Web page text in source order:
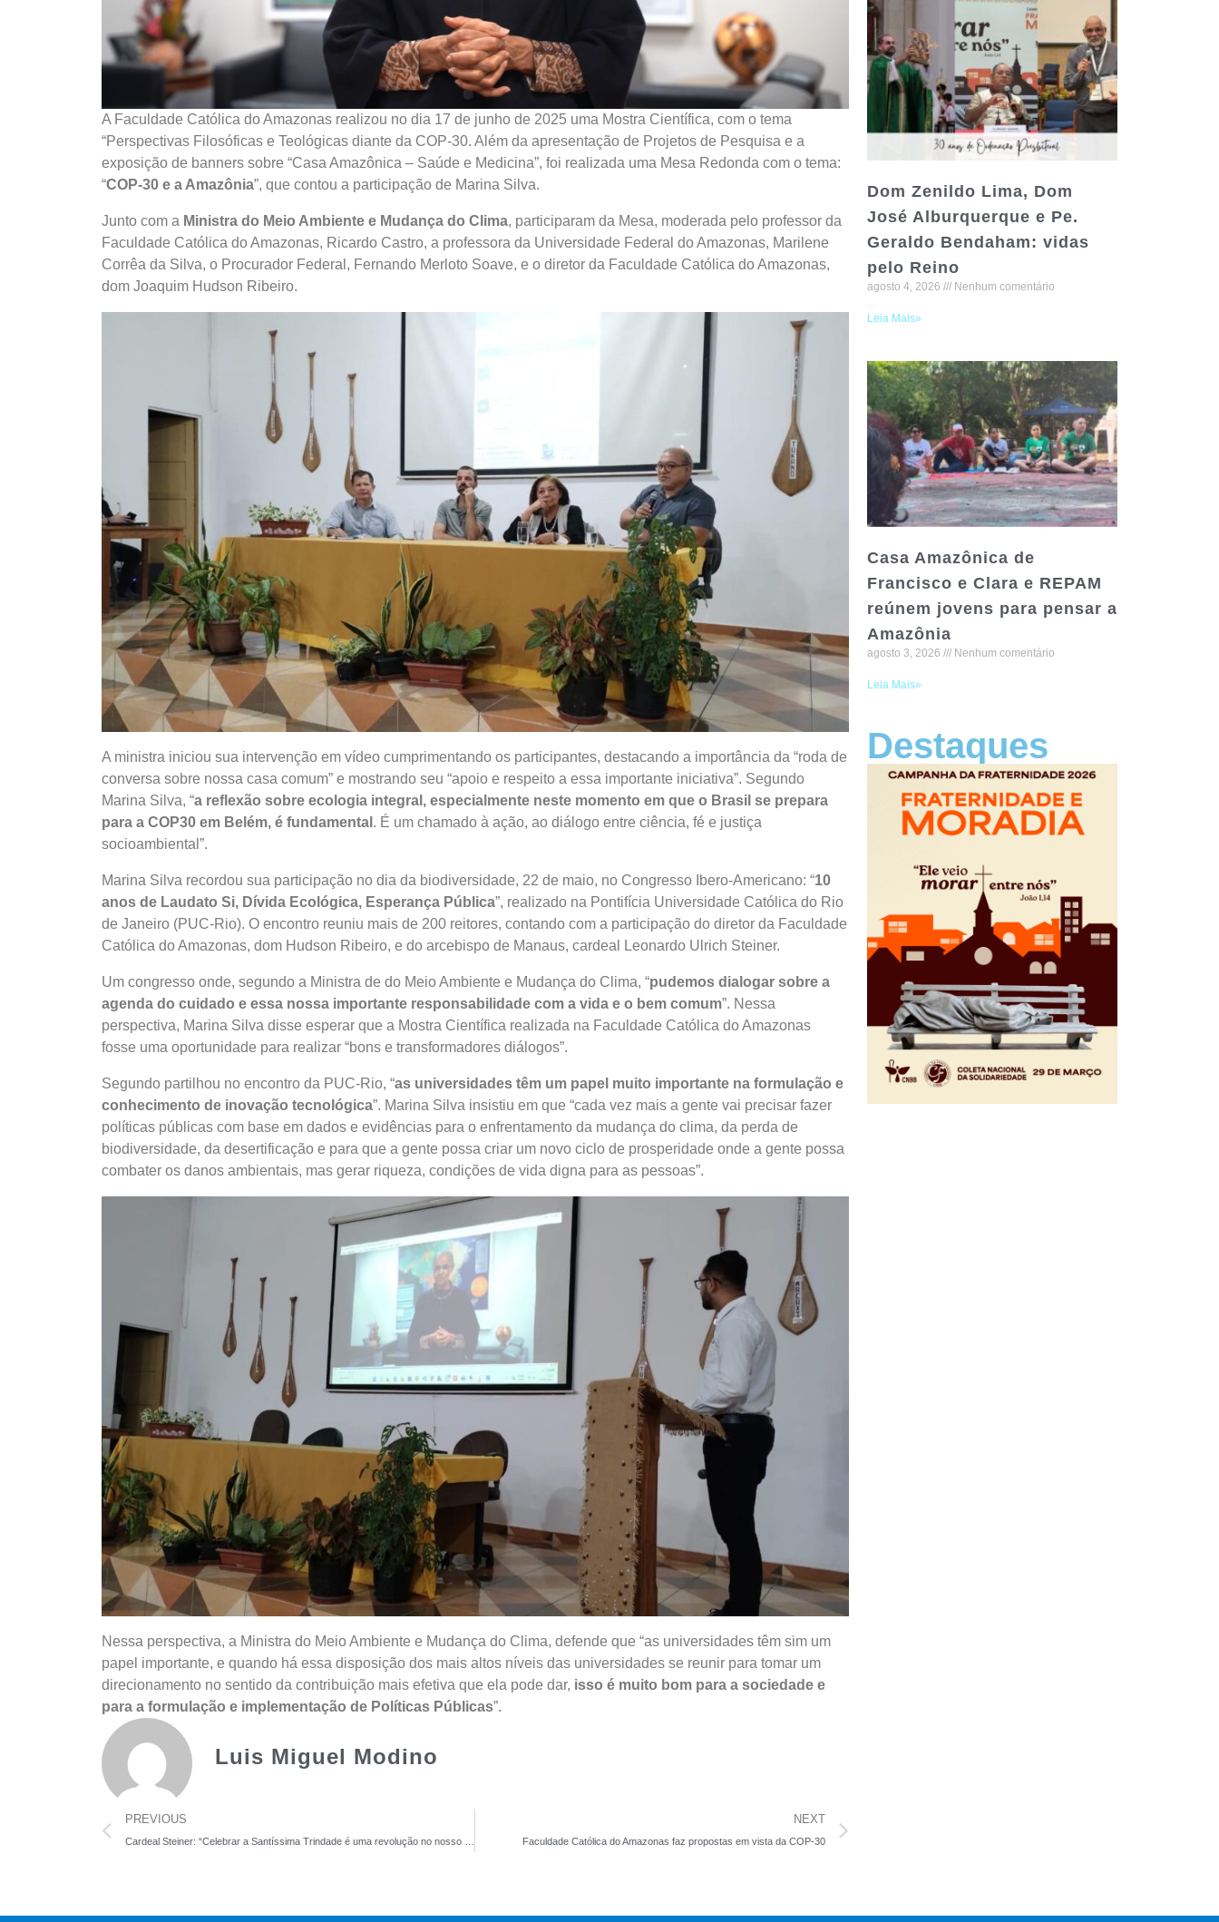
Dom Zenildo Lima, Dom
José Alburquerque e Pe.
Geraldo Bendaham: vidas
pelo Reino
agosto 4, 2026 Nenhum comentário
Leia Mais»
Casa Amazônica de
Francisco e Clara e REPAM
reúnem jovens para pensar a
Amazônia
agosto 3, 2026 Nenhum comentário
Leia Mais»
Destaques
A Faculdade Católica do Amazonas realizou no dia 17 de junho de 2025 uma Mostra Científica, com o tema
“Perspectivas Filosóficas e Teológicas diante da COP-30. Além da apresentação de Projetos de Pesquisa e a
exposição de banners sobre “Casa Amazônica – Saúde e Medicina”, foi realizada uma Mesa Redonda com o tema:
“COP-30 e a Amazônia”, que contou a participação de Marina Silva.
Junto com a Ministra do Meio Ambiente e Mudança do Clima, participaram da Mesa, moderada pelo professor da
Faculdade Católica do Amazonas, Ricardo Castro, a professora da Universidade Federal do Amazonas, Marilene
Corrêa da Silva, o Procurador Federal, Fernando Merloto Soave, e o diretor da Faculdade Católica do Amazonas,
dom Joaquim Hudson Ribeiro.
A ministra iniciou sua intervenção em vídeo cumprimentando os participantes, destacando a importância da “roda de
conversa sobre nossa casa comum” e mostrando seu “apoio e respeito a essa importante iniciativa”. Segundo
Marina Silva, “a reflexão sobre ecologia integral, especialmente neste momento em que o Brasil se prepara
para a COP30 em Belém, é fundamental . É um chamado à ação, ao diálogo entre ciência, fé e justiça
socioambiental”.
Marina Silva recordou sua participação no dia da biodiversidade, 22 de maio, no Congresso Ibero-Americano: “10
anos de Laudato Si, Dívida Ecológica, Esperança Pública”, realizado na Pontifícia Universidade Católica do Rio
de Janeiro (PUC-Rio). O encontro reuniu mais de 200 reitores, contando com a participação do diretor da Faculdade
Católica do Amazonas, dom Hudson Ribeiro, e do arcebispo de Manaus, cardeal Leonardo Ulrich Steiner.
Um congresso onde, segundo a Ministra de do Meio Ambiente e Mudança do Clima, “pudemos dialogar sobre a
agenda do cuidado e essa nossa importante responsabilidade com a vida e o bem comum”. Nessa
perspectiva, Marina Silva disse esperar que a Mostra Científica realizada na Faculdade Católica do Amazonas
fosse uma oportunidade para realizar “bons e transformadores diálogos”.
Segundo partilhou no encontro da PUC-Rio, “as universidades têm um papel muito importante na formulação e
conhecimento de inovação tecnológica”. Marina Silva insistiu em que “cada vez mais a gente vai precisar fazer
políticas públicas com base em dados e evidências para o enfrentamento da mudança do clima, da perda de
biodiversidade, da desertificação e para que a gente possa criar um novo ciclo de prosperidade onde a gente possa
combater os danos ambientais, mas gerar riqueza, condições de vida digna para as pessoas”.
Nessa perspectiva, a Ministra do Meio Ambiente e Mudança do Clima, defende que “as universidades têm sim um
papel importante, e quando há essa disposição dos mais altos níveis das universidades se reunir para tomar um
direcionamento no sentido da contribuição mais efetiva que ela pode dar, isso é muito bom para a sociedade e
para a formulação e implementação de Políticas Públicas”.
Luis Miguel Modino
PREVIOUS NEXT
Faculdade Católica do Amazonas faz propostas em vista da COP-30